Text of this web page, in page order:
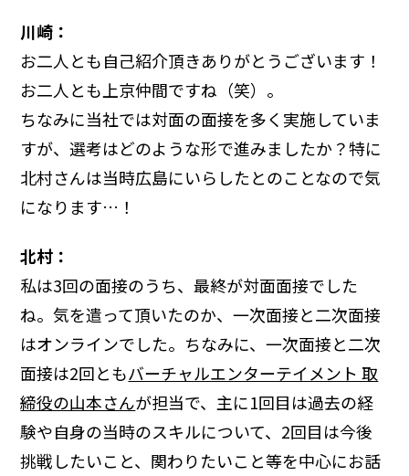
川崎：
お二人とも自己紹介頂きありがとうございます！
お二人とも上京仲間ですね（笑）。
ちなみに当社では対面の面接を多く実施していま
すが、選考はどのような形で進みましたか？特に
北村さんは当時広島にいらしたとのことなので気
になります…！
北村：
私は3回の面接のうち、最終が対面面接でした
ね。気を遣って頂いたのか、一次面接と二次面接
はオンラインでした。ちなみに、一次面接と二次
面接は2回ともバーチャルエンターテイメント 取
締役の山本さんが担当で、主に1回目は過去の経
験や自身の当時のスキルについて、2回目は今後
挑戦したいこと、関わりたいこと等を中心にお話